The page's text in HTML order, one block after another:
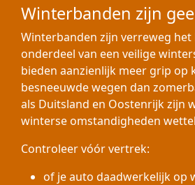
Winterbanden zijn
Winterbanden zijn verreweg
onderdeel van een veilige
bieden aanzienlijk meer grip op
besneeuwde wegen dan
als Duitsland en Oostenrijk zijn
winterse omstandigheden
Controleer vóór vertrek:
of je auto daadwerkelijk op